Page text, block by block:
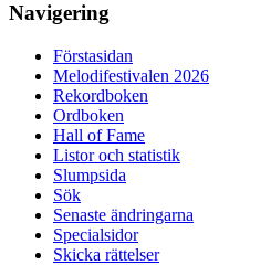
Navigering
Förstasidan
Melodifestivalen 2026
Rekordboken
Ordboken
Hall of Fame
Listor och statistik
Slumpsida
Sök
Senaste ändringarna
Specialsidor
Skicka rättelser